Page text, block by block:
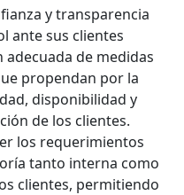
y transparencia
ante sus clientes
de medidas
propendan por la
disponibilidad y
de los clientes.
los requerimientos
tanto interna como
clientes, permitiendo